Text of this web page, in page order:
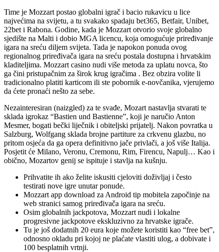
Time je Mozzart postao globalni igrač i bacio rukavicu u lice
najvećima na svijetu, a tu svakako spadaju bet365, Betfair, Unibet,
22bet i Rabona. Godine, kada je Mozzart otvorio svoje globalno
sjedište na Malti i dobio MGA licencu, koja omogućuje priređivanje
igara na sreću diljem svijeta. Tada je napokon ponuda ovog
regionalnog priređivača igara na sreću postala dostupna i hrvatskim
kladiteljima. Mozzart casino nudi više metoda za uplatu novca, što
ga čini pristupačnim za širok krug igračima . Bez obzira volite li
tradicionalno platiti karticom ili ste pobornik e-novčanika, vjerujemo
da ćete pronaći nešto za sebe.
Nezainteresiran (naizgled) za te svađe, Mozart nastavlja stvarati te
sklada igrokaz “Bastien und Bastienne”, koji je naručio Anton
Mesmer, bogati bečki liječnik i obiteljski prijatelj. Nakon povratka u
Salzburg, Wolfgang sklada brojne partiture za crkvenu glazbu, no
pritom osjeća da ga opera definitivno jače privlači, a još više Italija.
Posjetit će Milano, Veronu, Cremonu, Rim, Firencu, Napulj… Kao i
obično, Mozartov genij se ispituje i stavlja na kušnju.
Prihvatite ih ako želite iskusiti cjeloviti doživljaj i često
testirati nove igre unutar ponude.
Mozzart app download za Android tip mobitela započinje na
web stranici samog priređivača igara na sreću.
Osim globalnih jackpotova, Mozzart nudi i lokalne
progresivne jackpotove ekskluzivno za hrvatske igrače.
Tu je još dodatnih 20 eura koje možete koristiti kao “free bet”,
odnosno okladu pri kojoj ne plaćate vlastiti ulog, a dobivate i
100 besplatnih vrtnji.